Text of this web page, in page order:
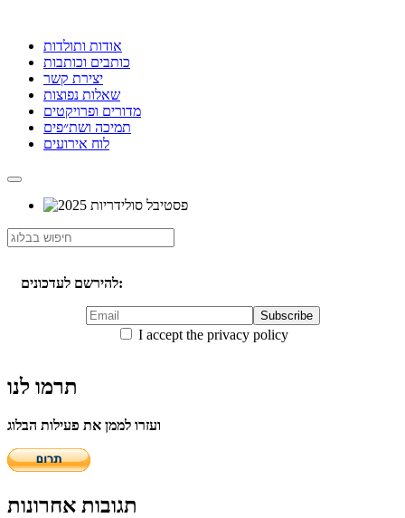
אודות ותולדות
כותבים וכותבות
יצירת קשר
שאלות נפוצות
מדורים ופרויקטים
תמיכה ושת״פים
לוח אירועים
להירשם לעדכונים:
I accept the privacy policy
תרמו לנו
ועזרו לממן את פעילות הבלוג
תגובות אחרונות